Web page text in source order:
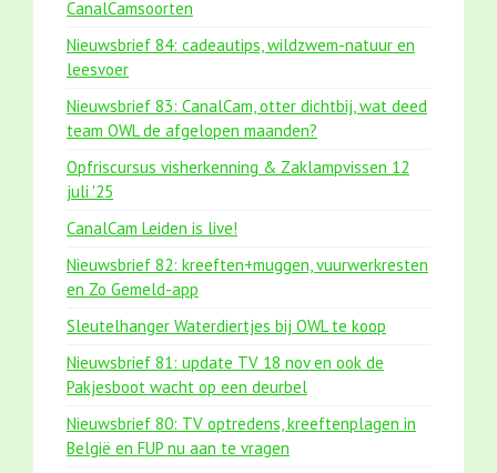
CanalCamsoorten
Nieuwsbrief 84: cadeautips, wildzwem-natuur en
leesvoer
Nieuwsbrief 83: CanalCam, otter dichtbij, wat deed
team OWL de afgelopen maanden?
Opfriscursus visherkenning & Zaklampvissen 12
juli '25
CanalCam Leiden is live!
Nieuwsbrief 82: kreeften+muggen, vuurwerkresten
en Zo Gemeld-app
Sleutelhanger Waterdiertjes bij OWL te koop
Nieuwsbrief 81: update TV 18 nov en ook de
Pakjesboot wacht op een deurbel
Nieuwsbrief 80: TV optredens, kreeftenplagen in
België en FUP nu aan te vragen